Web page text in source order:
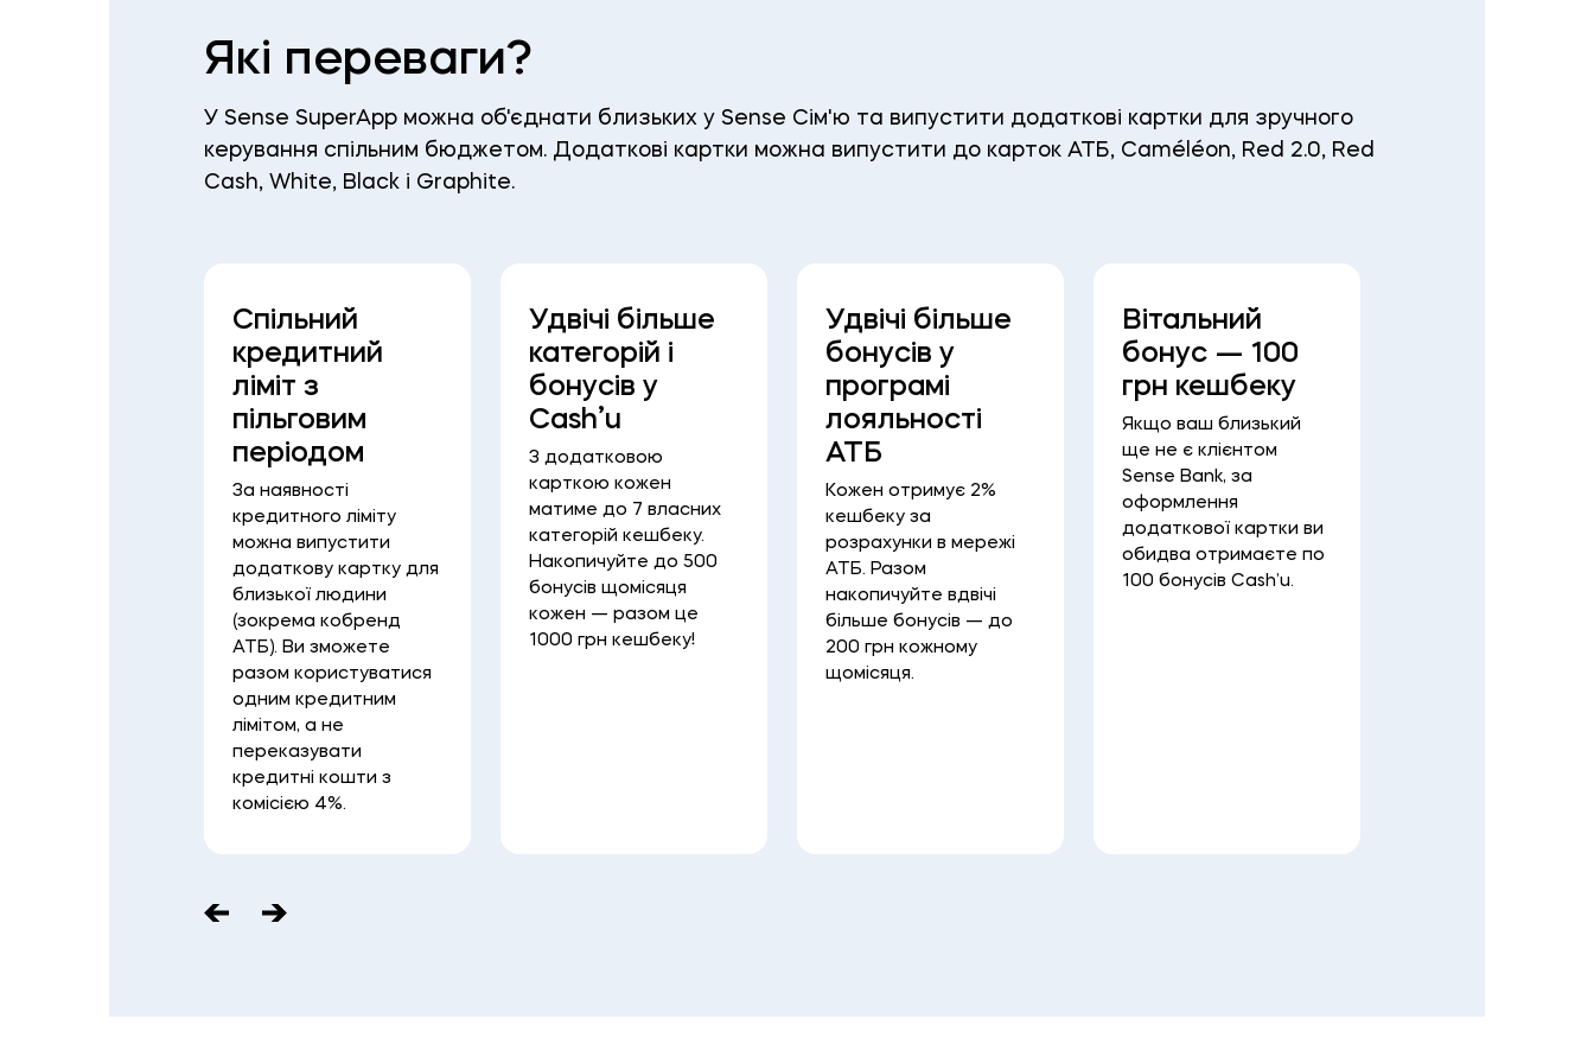
Які переваги?
У Sense SuperApp можна об'єднати близьких у Sense Сім'ю та випустити додаткові картки для зручного
керування спільним бюджетом. Додаткові картки можна випустити до карток АТБ, Caméléon, Red 2.0, Red
Cash, White, Black і Graphite.
Спільний
кредитний
ліміт з
пільговим
періодом
За наявності
кредитного ліміту
можна випустити
додаткову картку для
близької людини
(зокрема кобренд
АТБ). Ви зможете
разом користуватися
одним кредитним
лімітом, а не
переказувати
кредитні кошти з
комісією 4%.
Удвічі більше
категорій і
бонусів у
Cash’u
З додатковою
карткою кожен
матиме до 7 власних
категорій кешбеку.
Накопичуйте до 500
бонусів щомісяця
кожен — разом це
1000 грн кешбеку!
Удвічі більше
бонусів у
програмі
лояльності
АТБ
Кожен отримує 2%
кешбеку за
розрахунки в мережі
АТБ. Разом
накопичуйте вдвічі
більше бонусів — до
200 грн кожному
щомісяця.
Вітальний
бонус — 100
грн кешбеку
Якщо ваш близький
ще не є клієнтом
Sense Bank, за
оформлення
додаткової картки ви
обидва отримаєте по
100 бонусів Cash’u.